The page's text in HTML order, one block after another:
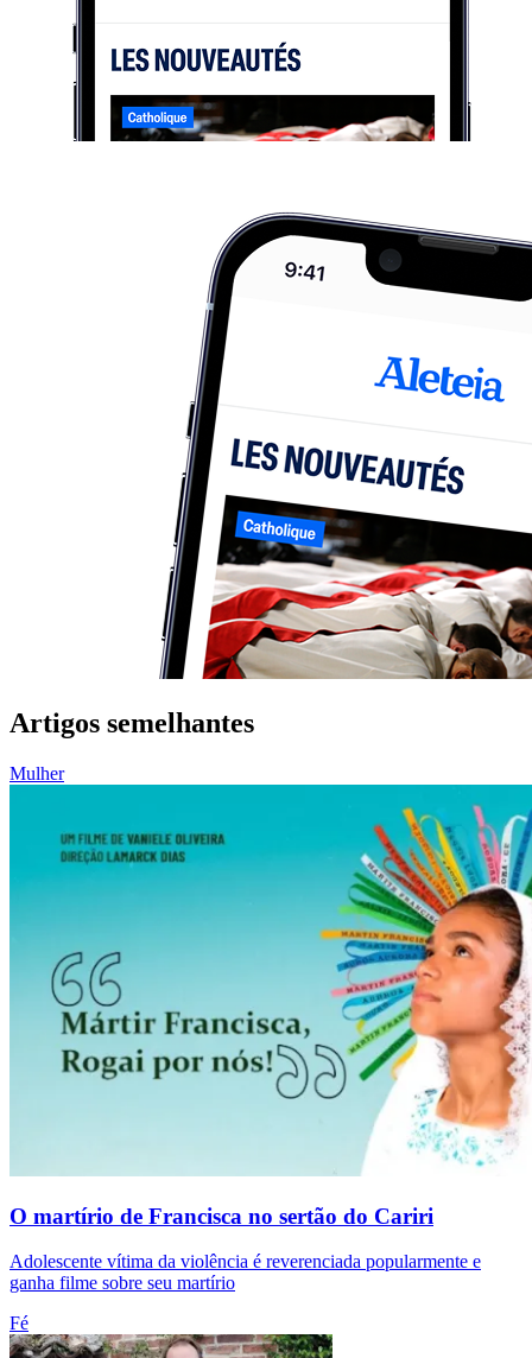
Artigos semelhantes
Mulher
O martírio de Francisca no sertão do Cariri
Adolescente vítima da violência é reverenciada popularmente e
ganha filme sobre seu martírio
Fé